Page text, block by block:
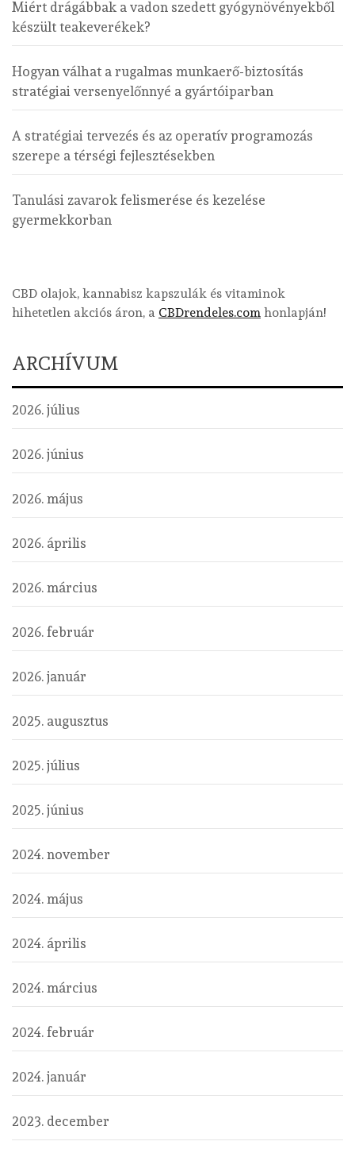
Miért drágábbak a vadon szedett gyógynövényekből
készült teakeverékek?
Hogyan válhat a rugalmas munkaerő-biztosítás
stratégiai versenyelőnnyé a gyártóiparban
A stratégiai tervezés és az operatív programozás
szerepe a térségi fejlesztésekben
Tanulási zavarok felismerése és kezelése
gyermekkorban
CBD olajok, kannabisz kapszulák és vitaminok
hihetetlen akciós áron, a CBDrendeles.com honlapján!
ARCHÍVUM
2026. július
2026. június
2026. május
2026. április
2026. március
2026. február
2026. január
2025. augusztus
2025. július
2025. június
2024. november
2024. május
2024. április
2024. március
2024. február
2024. január
2023. december